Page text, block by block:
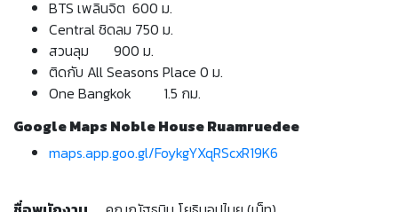
BTS เพลินจิต 600 ม.
Central ชิดลม 750 ม.
สวนลุม 900 ม.
ติดกับ All Seasons Place 0 ม.
One Bangkok 1.5 กม.
Google Maps Noble House Ruamruedee
maps.app.goo.gl/FoykgYXqRScxR19K6